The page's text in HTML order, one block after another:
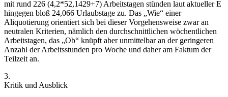
mit rund 226 (4,2*52,1429+7) Arbeitstagen stünden laut aktueller E
hingegen bloß 24,066 Urlaubstage zu. Das „Wie“ einer
Aliquotierung orientiert sich bei dieser Vorgehensweise zwar an
neutralen Kriterien, nämlich den durchschnittlichen wöchentlichen
Arbeitstagen, das „Ob“ knüpft aber unmittelbar an der geringeren
Anzahl der Arbeitsstunden pro Woche und daher am Faktum der
Teilzeit an.
3.
Kritik und Ausblick